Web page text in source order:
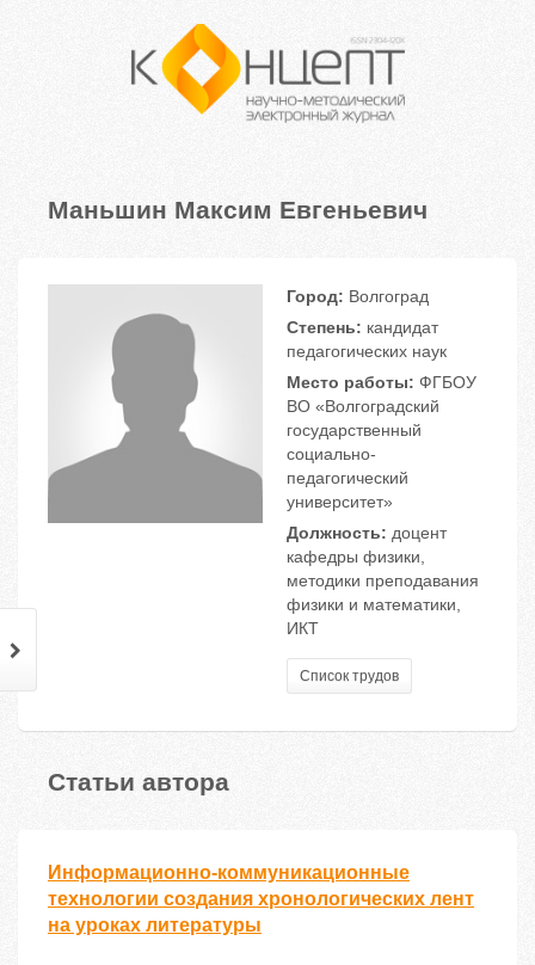
Маньшин Максим Евгеньевич
Город: Волгоград
Степень: кандидат
педагогических наук
Место работы: ФГБОУ
ВО «Волгоградский
государственный
социально-
педагогический
университет»
Должность: доцент
кафедры физики,
методики преподавания
физики и математики,
ИКТ
Список трудов
Статьи автора
Информационно-коммуникационные
технологии создания хронологических лент
на уроках литературы